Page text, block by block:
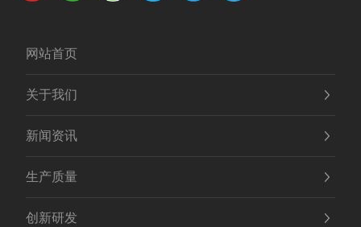
网站首页
关于我们
新闻资讯
生产质量
创新研发